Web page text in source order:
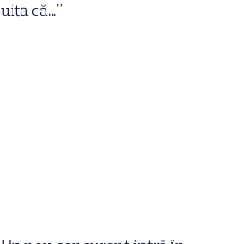
uita că..."